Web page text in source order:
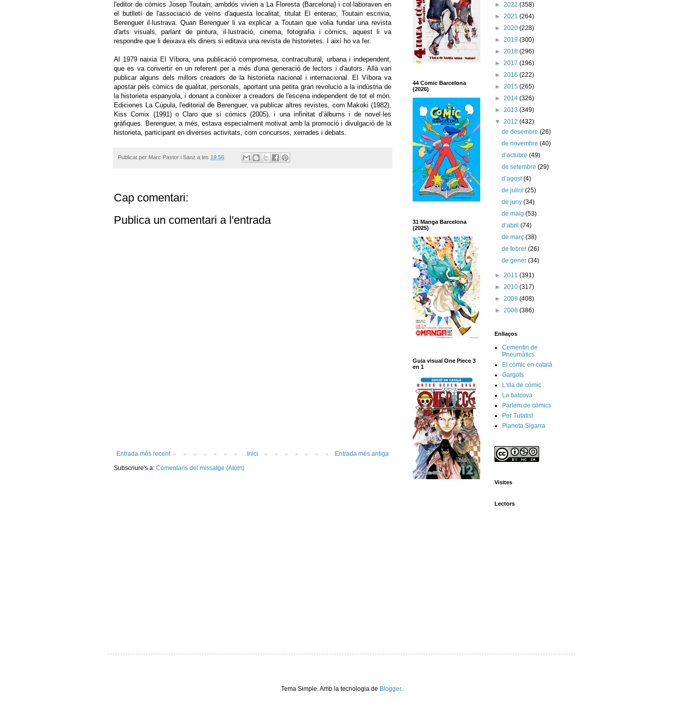
l'editor de còmics Josep Toutain; ambdós vivien a La Floresta (Barcelona) i col·laboraven en
el butlletí de l'associació de veïns d'aquesta localitat, titulat El enterao; Toutain escrivia,
Berenguer il·lustrava. Quan Berenguer li va explicar a Toutain que volia fundar una revista
d'arts visuals, parlant de pintura, il·lustració, cinema, fotografia i còmics, aquest li va
respondre que li deixava els diners si editava una revista de historietes. I així ho va fer.
Al 1979 naixia El Víbora, una publicació compromesa, contracultural, urbana i independent,
que es va convertir en un referent per a més d'una generació de lectors i d'autors. Allà van
publicar alguns dels millors creadors de la historieta nacional i internacional. El Víbora va
apostar pels còmics de qualitat, personals, aportant una petita gran revolució a la indústria de
la historieta espanyola, i donant a conèixer a creadors de l'escena independent de tot el món.
Ediciones La Cúpula, l'editorial de Berenguer, va publicar altres revistes, com Makoki (1982),
Kiss Comix (1991) o Claro que sí cómics (2005), i una infinitat d’àlbums i de novel·les
gràfiques. Berenguer, a més, estava especialment motivat amb la promoció i divulgació de la
historieta, participant en diverses activitats, com concursos, xerrades i debats.
Publicat per Marc Pastor i Sanz a les 19:56
Cap comentari:
Publica un comentari a l'entrada
Entrada més recent Entrada més antiga
Inici
Subscriure's a: Comentaris del missatge (Atom)
44 Comic Barcelona
(2026)
31 Manga Barcelona
(2025)
Guia visual One Piece 3
en 1
► 2022 (358)
► 2021 (264)
► 2020 (228)
► 2019 (300)
► 2018 (296)
► 2017 (196)
► 2016 (222)
► 2015 (265)
► 2014 (326)
► 2013 (349)
▼ 2012 (432)
de desembre(26)
de novembre(40)
d’octubre(49)
de setembre(29)
d’agost(4)
de juliol(25)
de juny(34)
de maig(53)
d’abril(74)
de març(38)
de febrer(26)
de gener(34)
► 2011 (391)
► 2010 (317)
► 2009 (408)
► 2008 (386)
Enllaços
Cementiri de
Pneumàtics
El còmic en català
Gargots
L'illa de còmic
La batcova
Parlem de còmics
Per Tutatis!
Planeta Sigarra
Visites
Lectors
Tema Simple. Amb la tecnologia de Blogger.